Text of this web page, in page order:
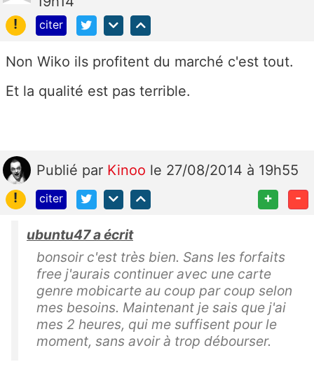
!
citer
Non Wiko ils profitent du marché c'est tout.
Et la qualité est pas terrible.
Publié par Kinoo le 27/08/2014 à 19h55
!
citer + -
ubuntu47 a écrit
bonsoir c'est très bien. Sans les forfaits
free j'aurais continuer avec une carte
genre mobicarte au coup par coup selon
mes besoins. Maintenant je sais que j'ai
mes 2 heures, qui me suffisent pour le
moment, sans avoir à trop débourser.